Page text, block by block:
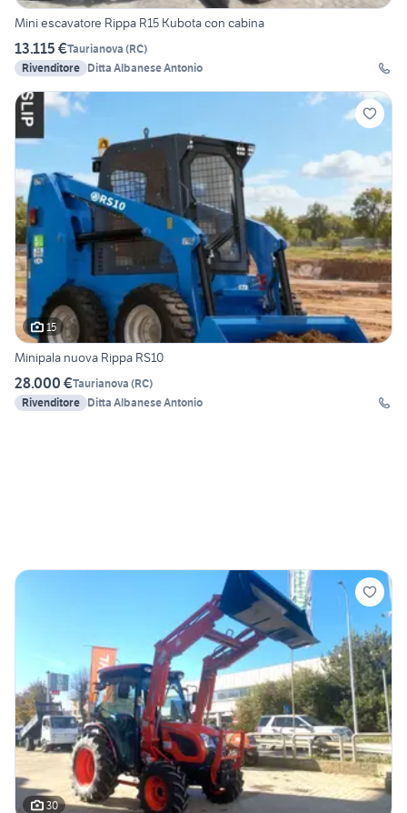
Mini escavatore Rippa R15 Kubota con cabina
13.115 €Taurianova (RC)
Rivenditore Ditta Albanese Antonio
15
Minipala nuova Rippa RS10
28.000 €Taurianova (RC)
Rivenditore Ditta Albanese Antonio
30